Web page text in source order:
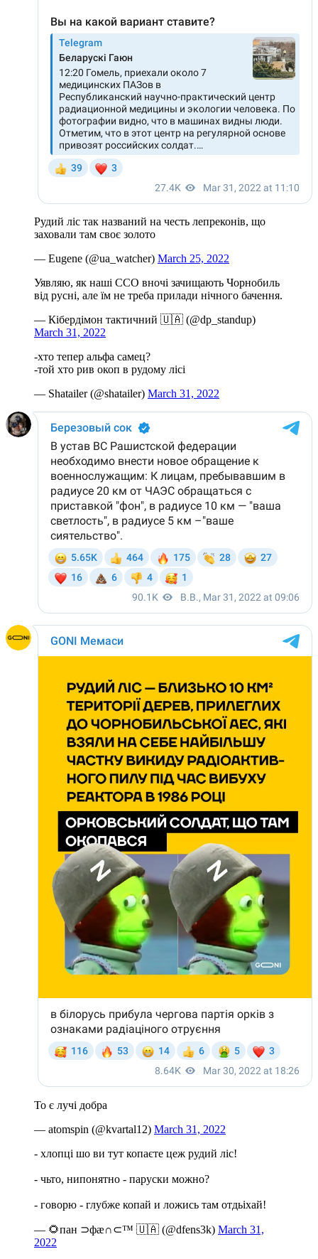
Рудий ліс так названий на честь лепреконів, що
заховали там своє золото
— Eugene (@ua_watcher) March 25, 2022
Уявляю, як наші ССО вночі зачищають Чорнобиль
від русні, але їм не треба прилади нічного бачення.
— Кібердімон тактичний 🇺🇦 (@dp_standup)
March 31, 2022
-хто тепер альфа самец?
-той хто рив окоп в рудому лісі
— Shatailer (@shatailer) March 31, 2022
То є лучі добра
— atomspin (@kvartal12) March 31, 2022
- хлопці шо ви тут копаєте цеж рудий ліс!
- чьто, нипонятно - паруски можно?
- говорю - глубже копай и ложись там отдьіхай!
— 🌻пан ⊃фæ∩⊂™ 🇺🇦 (@dfens3k) March 31,
2022